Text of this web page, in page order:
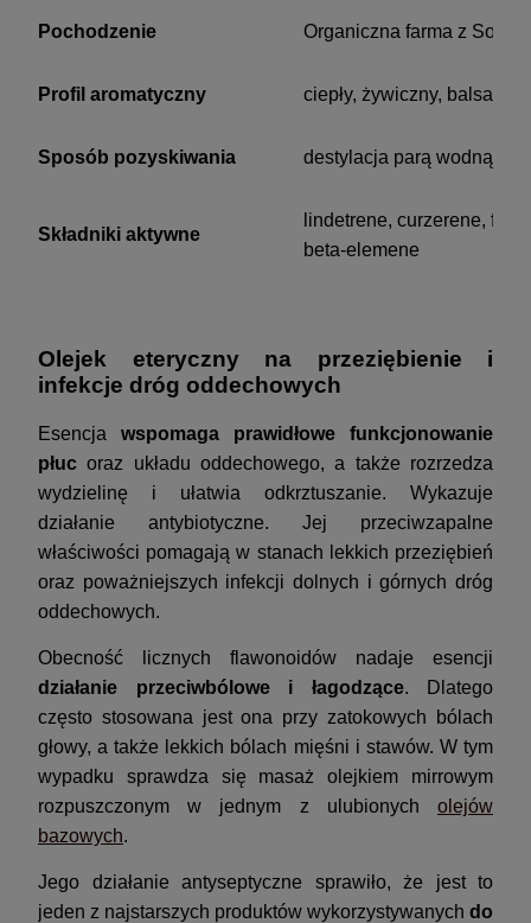
Pochodzenie Organiczna farma z
Profil aromatyczny ciepły, żywiczny,
Sposób pozyskiwania destylacja parą wodną
Składniki aktywne
lindetrene, curzerene,
beta-elemene
Olejek eteryczny na przeziębienie i
infekcje dróg oddechowych
Esencja wspomaga prawidłowe funkcjonowanie
płuc oraz układu oddechowego, a także rozrzedza
wydzielinę i ułatwia odkrztuszanie. Wykazuje
działanie antybiotyczne. Jej przeciwzapalne
właściwości pomagają w stanach lekkich przeziębień
oraz poważniejszych infekcji dolnych i górnych dróg
oddechowych.
Obecność licznych flawonoidów nadaje esencji
działanie przeciwbólowe i łagodzące. Dlatego
często stosowana jest ona przy zatokowych bólach
głowy, a także lekkich bólach mięśni i stawów. W tym
wypadku sprawdza się masaż olejkiem mirrowym
rozpuszczonym w jednym z ulubionych olejów
bazowych.
Jego działanie antyseptyczne sprawiło, że jest to
jeden z najstarszych produktów wykorzystywanych do